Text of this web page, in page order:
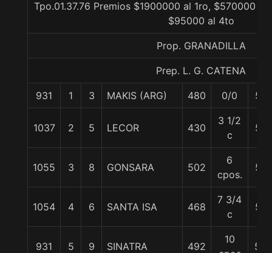
Tpo.01.37.76 Premios $1900000 al 1ro, $570000
$95000 al 4to
Prop. GRANADILLA
Prep. L. G. CATENA
931 1 3 MAKIS (ARG) 480 0/0 57
1037 2 5 LECOR 430
3 1/2
c
57
1055 3 8 GONSARA 502
6
cpos.
57
1054 4 6 SANTA ISA 468
7 3/4
c
57
931 5 9 SINATRA 492
10
56